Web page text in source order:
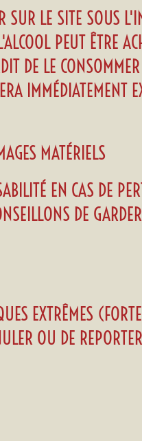
SUR LE SITE SOUS
PEUT ÊTRE
DE LE
IMMÉDIATEMENT
MATÉRIELS
EN CAS DE
DE
EXTRÊMES
OU DE